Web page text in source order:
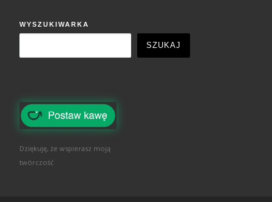
WYSZUKIWARKA
SZUKAJ
Dziękuję, że wspierasz moją
twórczość